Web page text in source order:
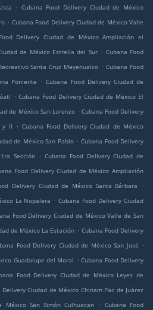
. Cubana Food Delivery Ciudad de México
. Cubana Food Delivery Ciudad de México Valle
Delivery Ciudad de México Ampliación el
de México Estrella del Sur . Cubana Food
Santa Cruz Meyehualco . Cubana Food
Poniente
. Cubana Food Delivery Ciudad de
. Cubana Food Delivery Ciudad de México El
de México San Lorenzo . Cubana Food Delivery
y II
. Cubana Food Delivery Ciudad de México
de México San Pablo . Cubana Food Delivery
Sección
. Cubana Food Delivery Ciudad de
Food Delivery Ciudad de México Ampliación
Delivery Ciudad de México Santa Bárbara
.
La Nopalera . Cubana Food Delivery Ciudad
Food Delivery Ciudad de México Valle de San
de México La Estación . Cubana Food Delivery
Food Delivery Ciudad de México San José .
Guadalupe del Moral . Cubana Food Delivery
Food Delivery Ciudad de México Leyes de
Delivery Ciudad de México Chinam Pac de Juárez
México San Simón Culhuacan . Cubana Food